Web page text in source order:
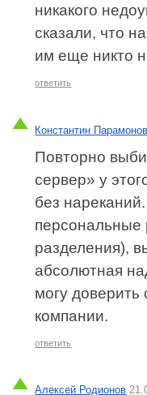
никакого
сказали, что
им еще никто
ответить
Константин Парамонов
Повторно
сервер» у
без
персональные
разделения),
абсолютная
могу доверить
компании.
ответить
Алексей Родионов